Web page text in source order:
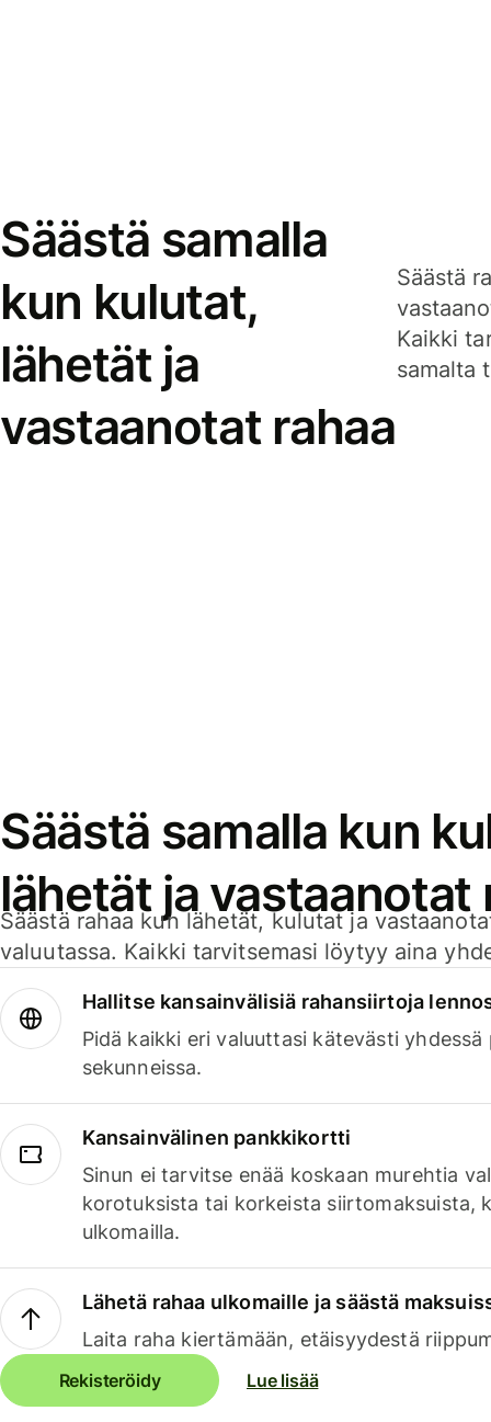
Säästä samalla
kun kulutat,
lähetät ja
vastaanotat rahaa
Säästä
Kaikki
samalta
Säästä samalla kun
lähetät ja vastaanotat
Säästä rahaa kun lähetät, kulutat ja
valuutassa. Kaikki tarvitsemasi löytyy aina
Hallitse kansainvälisiä rahansiirtoja
Pidä kaikki eri valuuttasi kätevästi yhdessä
sekunneissa.
Kansainvälinen pankkikortti
Sinun ei tarvitse enää koskaan murehtia
korotuksista tai korkeista siirtomaksuista,
ulkomailla.
Lähetä rahaa ulkomaille ja säästä
Laita raha kiertämään, etäisyydestä
Rekisteröidy Lue lisää